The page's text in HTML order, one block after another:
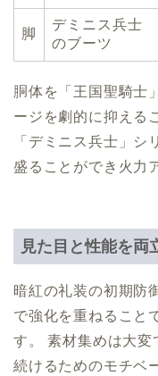
脚
デミニス兵士
のブーツ
胴体を「王国聖騎士
ージを劇的に抑える
「デミニス兵士」シ
盛ることができ火力
見た目と性能を両
暗紅の礼装の初期防
で強化を重ねること
す。 素材集めは大変
続けるためのモチベ